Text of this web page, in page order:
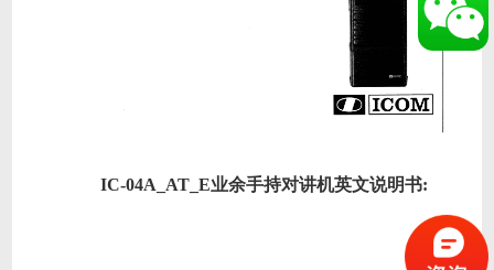
IC-04A_AT_E业余手持对讲机英文说明书: